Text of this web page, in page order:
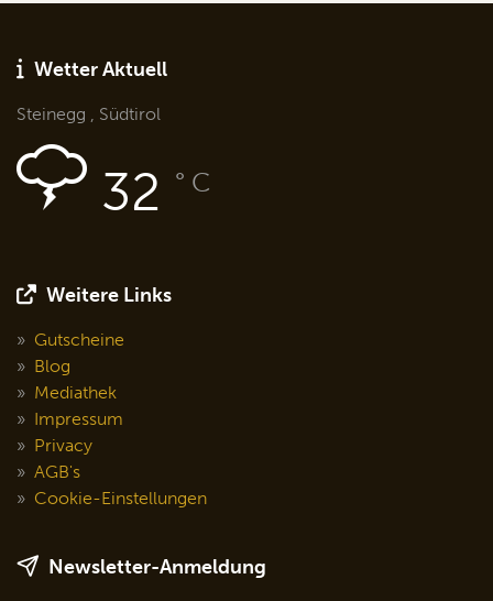
Wetter Aktuell
Steinegg , Südtirol
32 ° C
Weitere Links
Gutscheine
Blog
Mediathek
Impressum
Privacy
AGB's
Cookie-Einstellungen
Newsletter-Anmeldung